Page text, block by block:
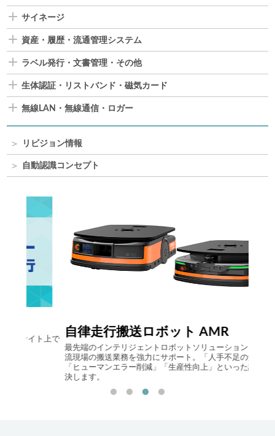
サイネージ
資産・履歴・流通管理システム
ラベル発行・文書管理・その他
生体認証・リストバンド・磁気カード
無線LAN・無線通信・ロガー
リビジョン情報
自動認識コンセプト
自律走行搬送ロボット AMR
最先端のインテリジェントロボットソリューションで製造･物
流現場の搬送業務を強力にサポート。「人手不足の解消」
「ヒューマンエラー削減」「生産性向上」といった課題を解
決します。